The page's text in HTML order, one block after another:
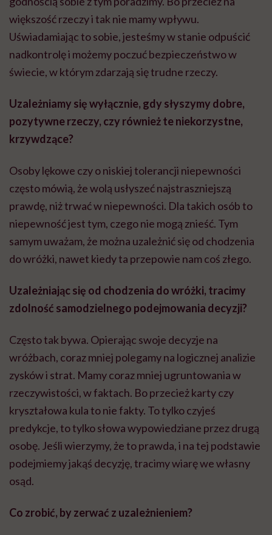
większość rzeczy i tak nie mamy wpływu.
Uświadamiając to sobie, jesteśmy w stanie odpuścić
nadkontrolę i możemy poczuć bezpieczeństwo w
świecie, w którym zdarzają się trudne rzeczy.
Uzależniamy się wyłącznie, gdy słyszymy dobre,
pozytywne rzeczy, czy również te niekorzystne,
krzywdzące?
Osoby lękowe czy o niskiej tolerancji niepewności
często mówią, że wolą usłyszeć najstraszniejszą
prawdę, niż trwać w niepewności. Dla takich osób to
niepewność jest tym, czego nie mogą znieść. Tym
samym uważam, że można uzależnić się od chodzenia
do wróżki, nawet kiedy ta przepowie nam coś złego.
Uzależniając się od chodzenia do wróżki, tracimy
zdolność samodzielnego podejmowania decyzji?
Często tak bywa. Opierając swoje decyzje na
wróżbach, coraz mniej polegamy na logicznej analizie
zysków i strat. Mamy coraz mniej ugruntowania w
rzeczywistości, w faktach. Bo przecież karty czy
kryształowa kula to nie fakty. To tylko czyjeś
predykcje, to tylko słowa wypowiedziane przez drugą
osobę. Jeśli wierzymy, że to prawda, i na tej podstawie
podejmiemy jakąś decyzję, tracimy wiarę we własny
osąd.
Co zrobić, by zerwać z uzależnieniem?